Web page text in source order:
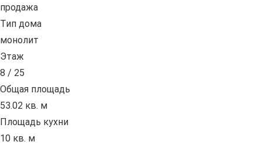
продажа
Тип дома
монолит
Этаж
8 / 25
Общая площадь
53.02 кв. м
Площадь кухни
10 кв. м